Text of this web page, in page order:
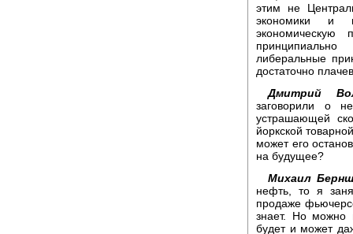
этим не
экономики и
экономическую
либеральные
достаточно
Дмитрий
заговорили о
устрашающей
йоркской
может его
на будущее?
Михаил
нефть, то я
продаже
знает. Но можно
будет и может